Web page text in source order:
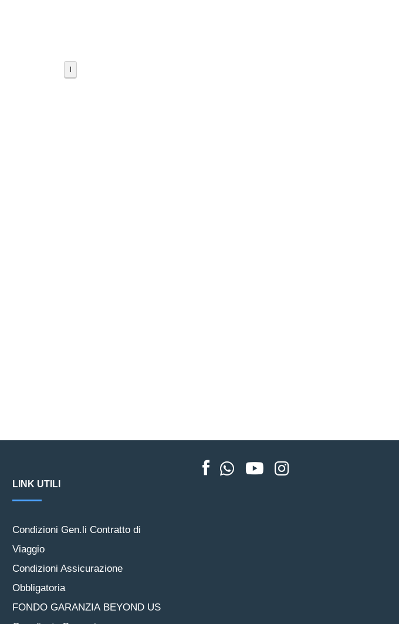
1
LINK UTILI
Condizioni Gen.li Contratto di
Viaggio
Condizioni Assicurazione
Obbligatoria
FONDO GARANZIA BEYOND US